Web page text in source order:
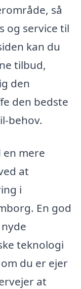
så
og service til
kan du
tilbud,
den
den bedste
behov.
mere
at
i
En god
teknologi
du er ejer
at